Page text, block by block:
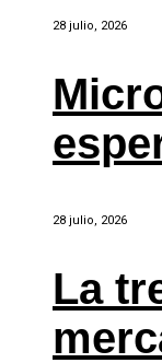
28 julio, 2026
28 julio, 2026
La